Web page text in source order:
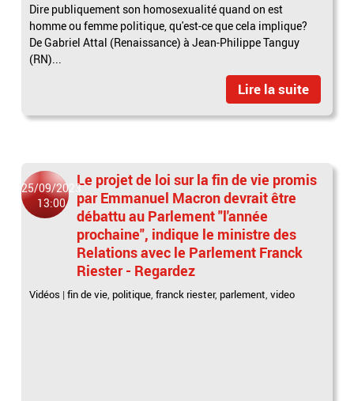
Dire publiquement son homosexualité quand on est
homme ou femme politique, qu'est-ce que cela implique?
De Gabriel Attal (Renaissance) à Jean-Philippe Tanguy
(RN)...
Lire la suite
25/09/2023
13:00
Le projet de loi sur la fin de vie promis
par Emmanuel Macron devrait être
débattu au Parlement "l'année
prochaine", indique le ministre des
Relations avec le Parlement Franck
Riester - Regardez
Vidéos |fin de vie, politique,franck riester, parlement,video